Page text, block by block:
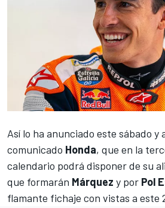
Así lo ha anunciado este sábado y
comunicado Honda, que en la
calendario podrá disponer de su
que formarán Márquez y por Pol
flamante fichaje con vistas a este